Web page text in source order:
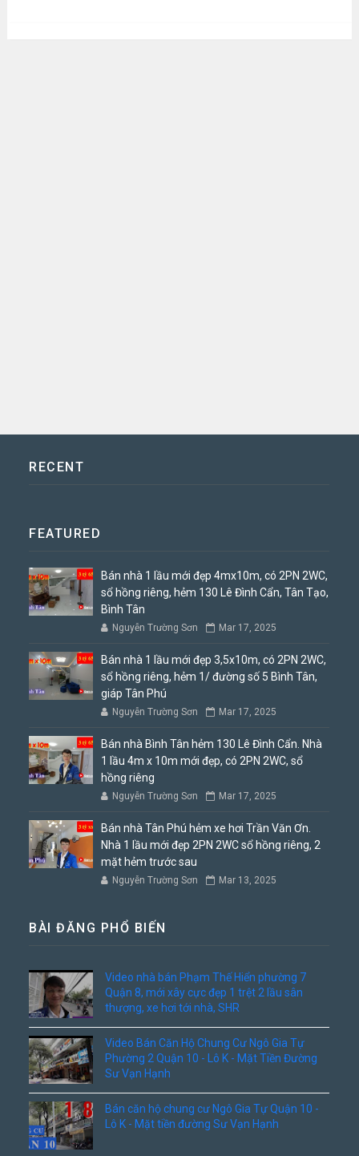
RECENT
FEATURED
Bán nhà 1 lầu mới đẹp 4mx10m, có 2PN 2WC,
sổ hồng riêng, hẻm 130 Lê Đình Cẩn, Tân Tạo,
Bình Tân
Nguyễn Trường Sơn Mar 17, 2025
Bán nhà 1 lầu mới đẹp 3,5x10m, có 2PN 2WC,
sổ hồng riêng, hẻm 1/ đường số 5 Bình Tân,
giáp Tân Phú
Nguyễn Trường Sơn Mar 17, 2025
Bán nhà Bình Tân hẻm 130 Lê Đình Cẩn. Nhà
1 lầu 4m x 10m mới đẹp, có 2PN 2WC, sổ
hồng riêng
Nguyễn Trường Sơn Mar 17, 2025
Bán nhà Tân Phú hẻm xe hơi Trần Văn Ơn.
Nhà 1 lầu mới đẹp 2PN 2WC sổ hồng riêng, 2
mặt hẻm trước sau
Nguyễn Trường Sơn Mar 13, 2025
BÀI ĐĂNG PHỔ BIẾN
Video nhà bán Phạm Thế Hiển phường 7
Quận 8, mới xây cực đẹp 1 trệt 2 lầu sân
thượng, xe hơi tới nhà, SHR
Video Bán Căn Hộ Chung Cư Ngô Gia Tự
Phường 2 Quận 10 - Lô K - Mặt Tiền Đường
Sư Vạn Hạnh
Bán căn hộ chung cư Ngô Gia Tự Quận 10 -
Lô K - Mặt tiền đường Sư Vạn Hạnh